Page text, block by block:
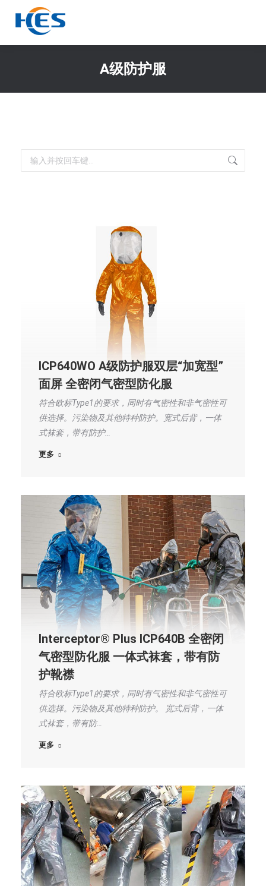
A级防护服
索：
ICP640WO A级防护服双层“加宽型”
面屏 全密闭气密型防化服
符合欧标Type1的要求，同时有气密性和非气密性可
供选择。污染物及其他特种防护。宽式后背，一体
式袜套，带有防护…
更多
Interceptor® Plus ICP640B 全密闭
气密型防化服 一体式袜套，带有防
护靴襟
符合欧标Type1的要求，同时有气密性和非气密性可
供选择。污染物及其他特种防护。 宽式后背，一体
式袜套，带有防…
更多